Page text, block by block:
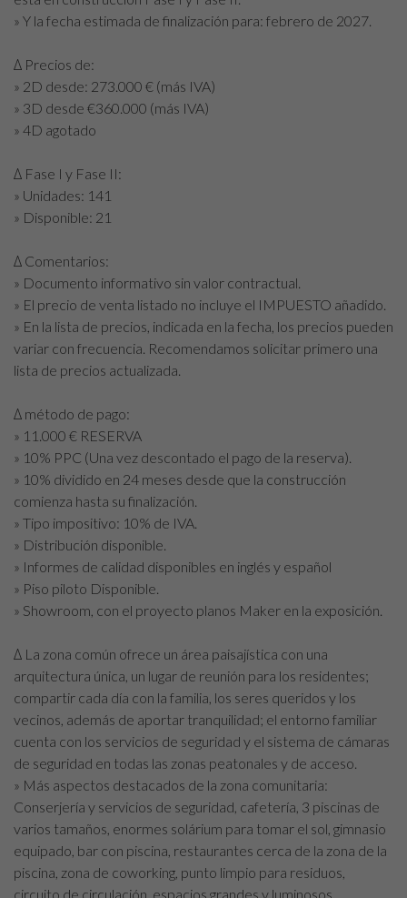
» Y la fecha estimada de finalización para: febrero de 2027.
∆ Precios de:
» 2D desde: 273.000 € (más IVA)
» 3D desde €360.000 (más IVA)
» 4D agotado
∆ Fase I y Fase II:
» Unidades: 141
» Disponible: 21
∆ Comentarios:
» Documento informativo sin valor contractual.
» El precio de venta listado no incluye el IMPUESTO añadido.
» En la lista de precios, indicada en la fecha, los precios pueden
variar con frecuencia. Recomendamos solicitar primero una
lista de precios actualizada.
∆ método de pago:
» 11.000 € RESERVA
» 10% PPC (Una vez descontado el pago de la reserva).
» 10% dividido en 24 meses desde que la construcción
comienza hasta su finalización.
» Tipo impositivo: 10% de IVA.
» Distribución disponible.
» Informes de calidad disponibles en inglés y español
» Piso piloto Disponible.
» Showroom, con el proyecto planos Maker en la exposición.
∆ La zona común ofrece un área paisajística con una
arquitectura única, un lugar de reunión para los residentes;
compartir cada día con la familia, los seres queridos y los
vecinos, además de aportar tranquilidad; el entorno familiar
cuenta con los servicios de seguridad y el sistema de cámaras
de seguridad en todas las zonas peatonales y de acceso.
» Más aspectos destacados de la zona comunitaria:
Conserjería y servicios de seguridad, cafetería, 3 piscinas de
varios tamaños, enormes solárium para tomar el sol, gimnasio
equipado, bar con piscina, restaurantes cerca de la zona de la
piscina, zona de coworking, punto limpio para residuos,
circuito de circulación, espacios grandes y luminosos,